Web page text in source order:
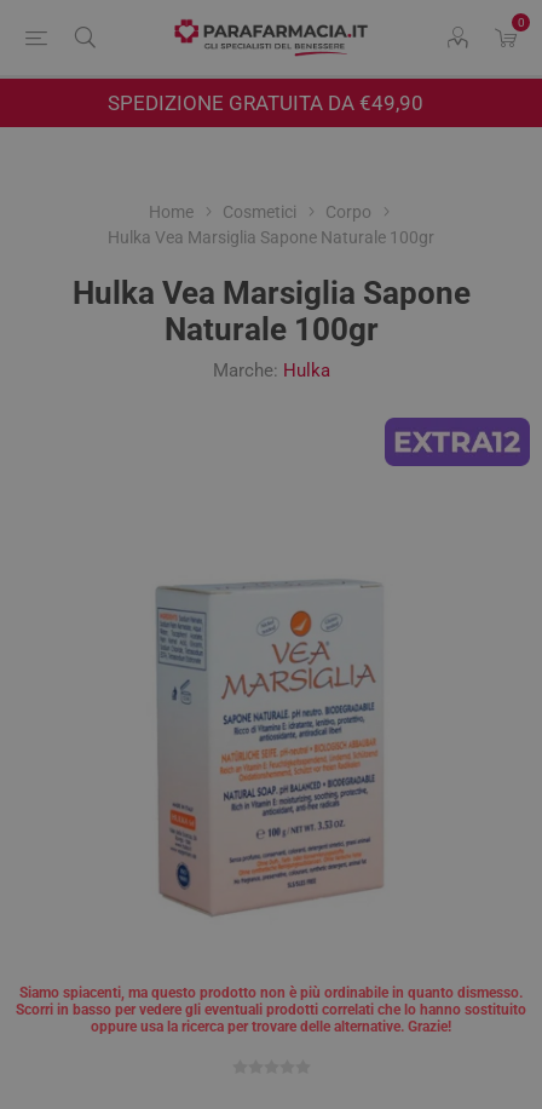
0
SPEDIZIONE GRATUITA DA €49,90
Home Cosmetici
Corpo
Hulka Vea Marsiglia Sapone Naturale 100gr
Hulka Vea Marsiglia Sapone
Naturale 100gr
Marche: Hulka
Siamo spiacenti, ma questo prodotto non è più ordinabile in quanto dismesso.
Scorri in basso per vedere gli eventuali prodotti correlati che lo hanno sostituito
oppure usa la ricerca per trovare delle alternative. Grazie!